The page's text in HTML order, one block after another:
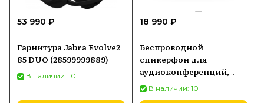
53 990 ₽
Гарнитура Jabra Evolve2
85 DUO (28599999889)
В наличии: 10
18 990 ₽
Беспроводной
спикерфон для
аудиоконференций,
USB-A , Jabra Speak2 55
UC (2755-209)
В наличии: 10